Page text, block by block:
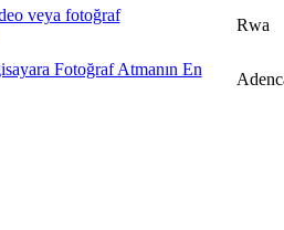
veya fotoğraf
Rwa
Fotoğraf Atmanın En